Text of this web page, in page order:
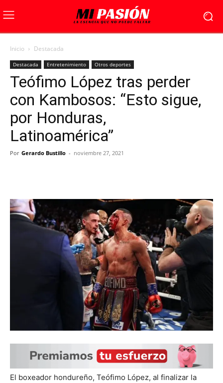
Inicio Destacada
Destacada Entretenimiento Otros deportes
Teófimo López tras perder
con Kambosos: “Esto sigue,
por Honduras,
Latinoamérica”
Por Gerardo Bustillo - noviembre 27, 2021
El boxeador hondureño, Teófimo López, al finalizar la